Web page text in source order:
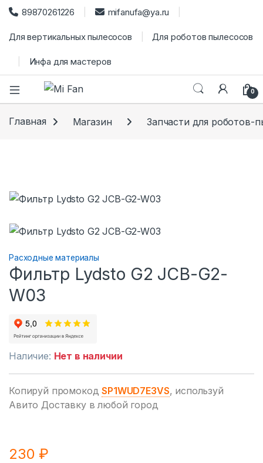
89870261226 mifanufa@ya.ru
Для вертикальных пылесосов Для роботов пылесосов
Инфа для мастеров
0
Главная Магазин Запчасти для роботов-
Расходные материалы
Фильтр Lydsto G2 JCB-G2-
W03
Наличие: Нет в наличии
Копируй промокодSP1WUD7E3VS, используй
Авито Доставку в любой город
230₽